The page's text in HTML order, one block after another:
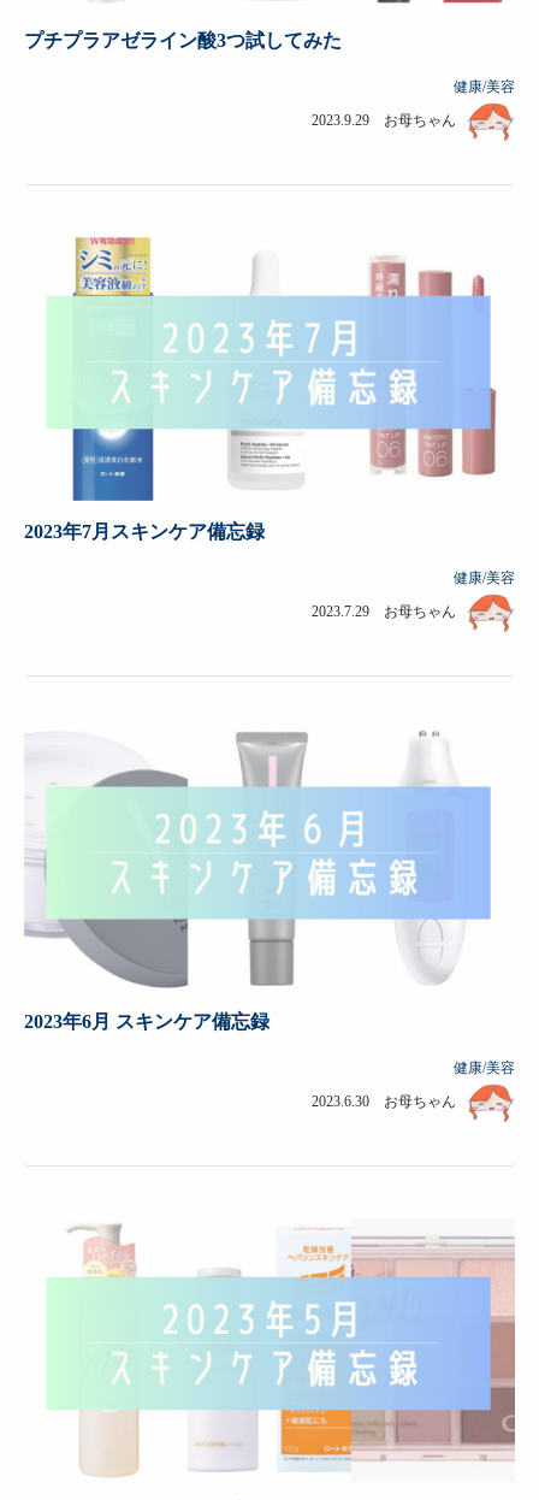
プチプラアゼライン酸3つ試してみた
健康/美容
2023.9.29 お母ちゃん
2023年7月スキンケア備忘録
健康/美容
2023.7.29 お母ちゃん
2023年6月 スキンケア備忘録
健康/美容
2023.6.30 お母ちゃん